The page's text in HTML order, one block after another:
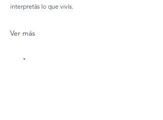
interpretás lo que vivís.
Ver más
Valor